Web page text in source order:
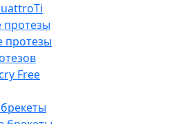
протезы
протезы
Free